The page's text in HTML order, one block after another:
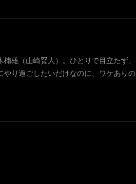
雄（山崎賢人）。ひとりで目立たず、
り過ごしたいだけなのに、ワケありの